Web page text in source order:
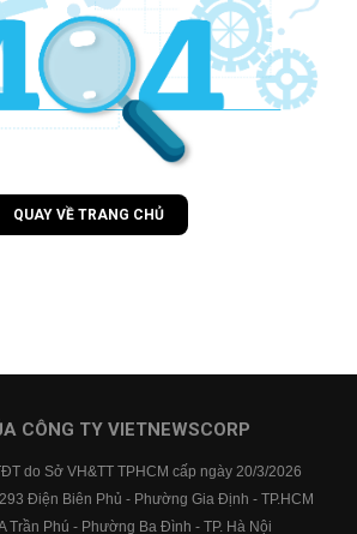
QUAY VỀ TRANG CHỦ
CÔNG TY VIETNEWSCORP
do Sở VH&TT TPHCM cấp ngày 20/3/2026
Điện Biên Phủ - Phường Gia Định - TP.HCM
Trần Phú - Phường Ba Đình - TP. Hà Nội